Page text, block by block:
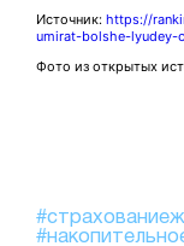
Источник: https://
umirat-bolshe-lyudey-
Фото из открытых